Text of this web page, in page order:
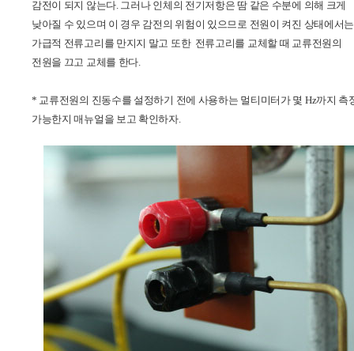
감전이 되지 않는다. 그러나 인체의 전기저항은 땀 같은 수분에 의해 크게
낮아질 수 있으며 이 경우 감전의 위험이 있으므로 전원이 켜진 상태에서는
가급적 전류고리를 만지지 말고 또한 전류고리를 교체할 때 교류전원의
전원을 끄고 교체를 한다.
* 교류전원의 진동수를 설정하기 전에 사용하는 멀티미터가 몇 Hz까지 측
가능한지 매뉴얼을 보고 확인하자.